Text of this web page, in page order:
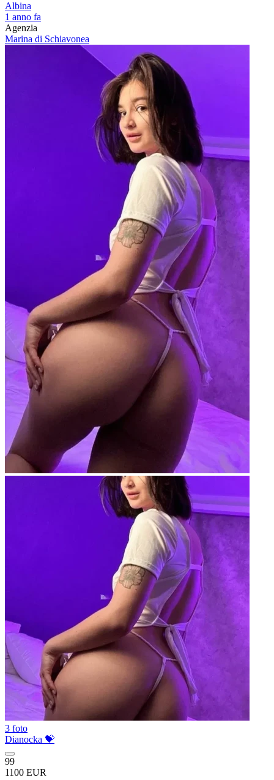
Albina
1 anno fa
Agenzia
Marina di Schiavonea
3 foto
Dianocka 💝
99
1100 EUR